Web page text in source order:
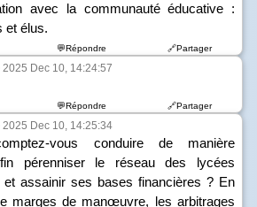
avec la communauté éducative :
et élus.
💬Répondre 🔗Partager
2025 Dec 10, 14:24:57
💬Répondre 🔗Partager
2025 Dec 10, 14:25:34
vous conduire de manière
pérenniser le réseau des lycées
et assainir ses bases financières ? En
marges de manœuvre, les arbitrages